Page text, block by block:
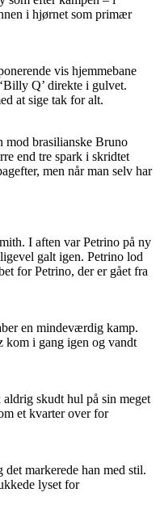
i hjørnet som primær
vis hjemmebane
Q’ direkte i gulvet.
at sige tak for alt.
mod brasilianske Bruno
end tre spark i skridtet
men når man selv har
I aften var Petrino på ny
galt igen. Petrino lod
for Petrino, der er gået fra
en mindeværdig kamp.
kom i gang igen og vandt
skudt hul på sin meget
et kvarter over for
markerede han med stil.
lyset for